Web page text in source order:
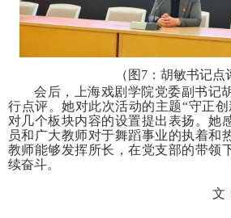
（图 7 ：胡敏书记点
会后，上海戏剧学院党委副书记
行点评。她对此次活动的主题“守正
对几个板块内容的设置提出表扬。她
员和广大教师对于舞蹈事业的执着和
教师能够发挥所长，在党支部的带领
续奋斗。
文：尹悦蓉